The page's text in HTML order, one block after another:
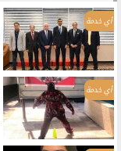
أي خدمة
أي خدمة